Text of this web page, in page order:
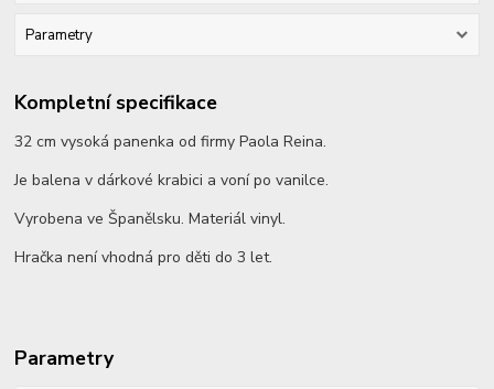
Parametry
Kompletní specifikace
32 cm vysoká panenka od firmy Paola Reina.
Je balena v dárkové krabici a voní po vanilce.
Vyrobena ve Španělsku. Materiál vinyl.
Hračka není vhodná pro děti do 3 let.
Parametry